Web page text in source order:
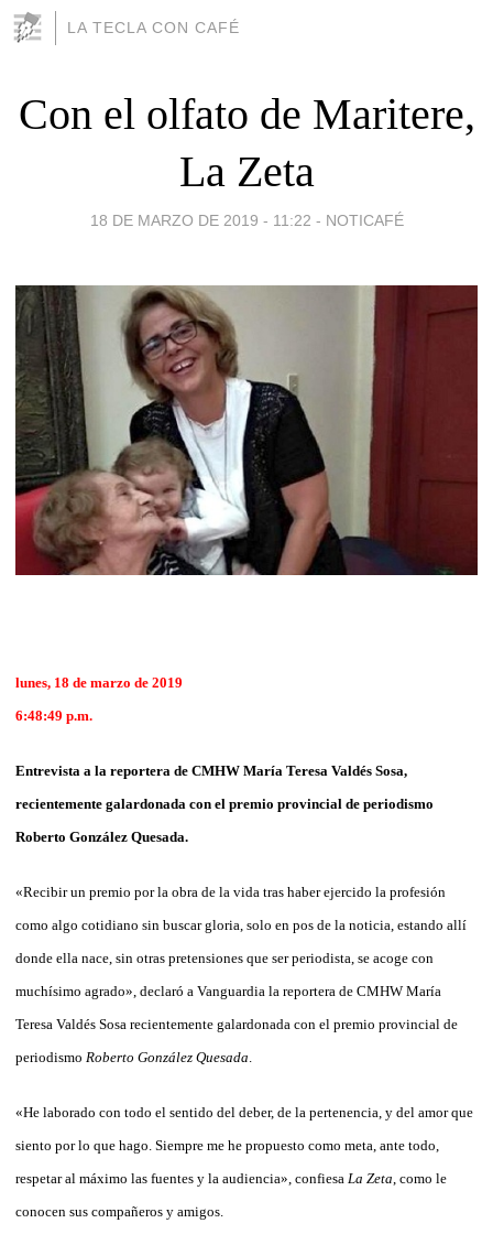
LA TECLA CON CAFÉ
Con el olfato de Maritere,
La Zeta
18 DE MARZO DE 2019 - 11:22 - NOTICAFÉ
lunes, 18 de marzo de 2019
6:48:49 p.m.
Entrevista a la reportera de CMHW María Teresa Valdés Sosa,
recientemente galardonada con el premio provincial de periodismo
Roberto González Quesada.
«Recibir un premio por la obra de la vida tras haber ejercido la profesión
como algo cotidiano sin buscar gloria, solo en pos de la noticia, estando allí
donde ella nace, sin otras pretensiones que ser periodista, se acoge con
muchísimo agrado», declaró a Vanguardia la reportera de CMHW María
Teresa Valdés Sosa recientemente galardonada con el premio provincial de
periodismo Roberto González Quesada
«He laborado con todo el sentido del deber, de la pertenencia, y del amor que
siento por lo que hago. Siempre me he propuesto como meta, ante todo,
respetar al máximo las fuentes y la audiencia», confiesa La Zeta , como le
conocen sus compañeros y amigos.